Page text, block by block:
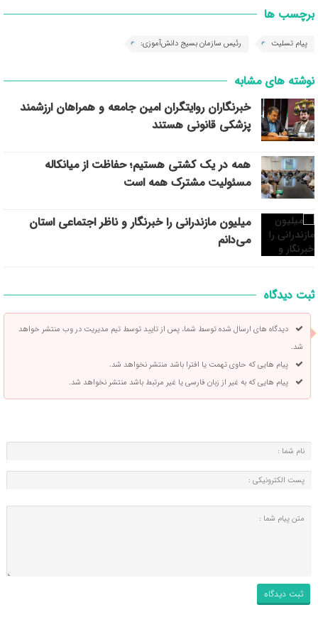
برچسب ها
پیام تسلیت رئیس سازمان بسیج دانش‌آموزی:
نوشته های مشابه
خبرنگاران روایتگران امین جامعه و همراهان ارزشمند
پزشکی قانونی هستند
همه در یک کشتی هستیم؛ حفاظت از میانکاله
مسئولیت مشترک همه است
میلیون مازندرانی را خبرنگار و ناظر اجتماعی استان
می‌دانم
ثبت دیدگاه
دیدگاه های ارسال شده توسط شما، پس از تایید توسط تیم مدیریت در وب منتشر خواهد
شد.
پیام هایی که حاوی تهمت یا افترا باشد منتشر نخواهد شد.
پیام هایی که به غیر از زبان فارسی یا غیر مرتبط باشد منتشر نخواهد شد.